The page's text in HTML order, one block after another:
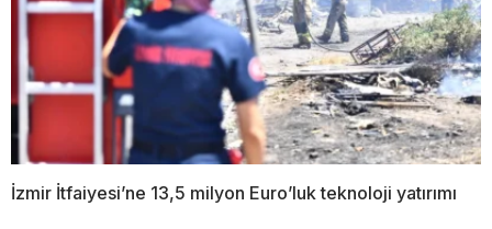
İzmir İtfaiyesi’ne 13,5 milyon Euro’luk teknoloji yatırımı